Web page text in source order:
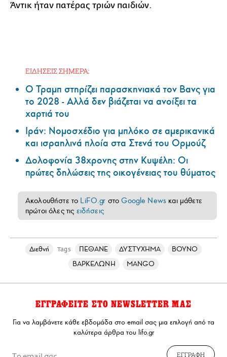
Άντικ ήταν πατέρας τριών παιδιών.
ΕΙΔΗΣΕΙΣ ΣΗΜΕΡΑ:
Ο Τραμπ στηρίζει παρασκηνιακά τον Βανς για
το 2028 - Αλλά δεν βιάζεται να ανοίξει τα
χαρτιά του
Ιράν: Νομοσχέδιο για μπλόκο σε αμερικανικά
και ισραηλινά πλοία στα Στενά του Ορμούζ
Δολοφονία 38χρονης στην Κυψέλη: Οι
πρώτες δηλώσεις της οικογένειας του θύματος
Ακολουθήστε το LiFO.gr στοGoogle News και μάθετε
πρώτοι όλες τις ειδήσεις
Διεθνή Tags ΠΕΘΑΝΕ ΔΥΣΤΥΧΗΜΑ
ΒΟΥΝΟ
ΒΑΡΚΕΛΩΝΗ
MANGO
ΕΓΓΡΑΦΕΙΤΕ ΣΤΟ NEWSLETTER ΜΑΣ
Για να λαμβάνετε κάθε εβδομάδα στο email σας μια επιλογή από τα
καλύτερα άρθρα του lifo.gr
ΕΓΓΡΑΦΗ